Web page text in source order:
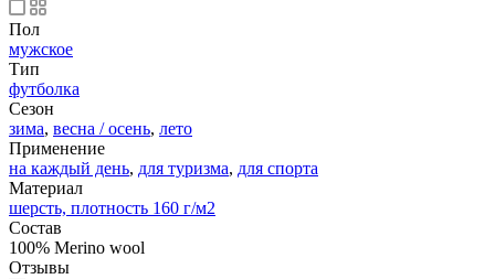
Пол
мужское
Тип
футболка
Сезон
зима, весна / осень, лето
Применение
на каждый день, для туризма, для спорта
Материал
шерсть, плотность 160 г/м2
Состав
100% Merino wool
Отзывы